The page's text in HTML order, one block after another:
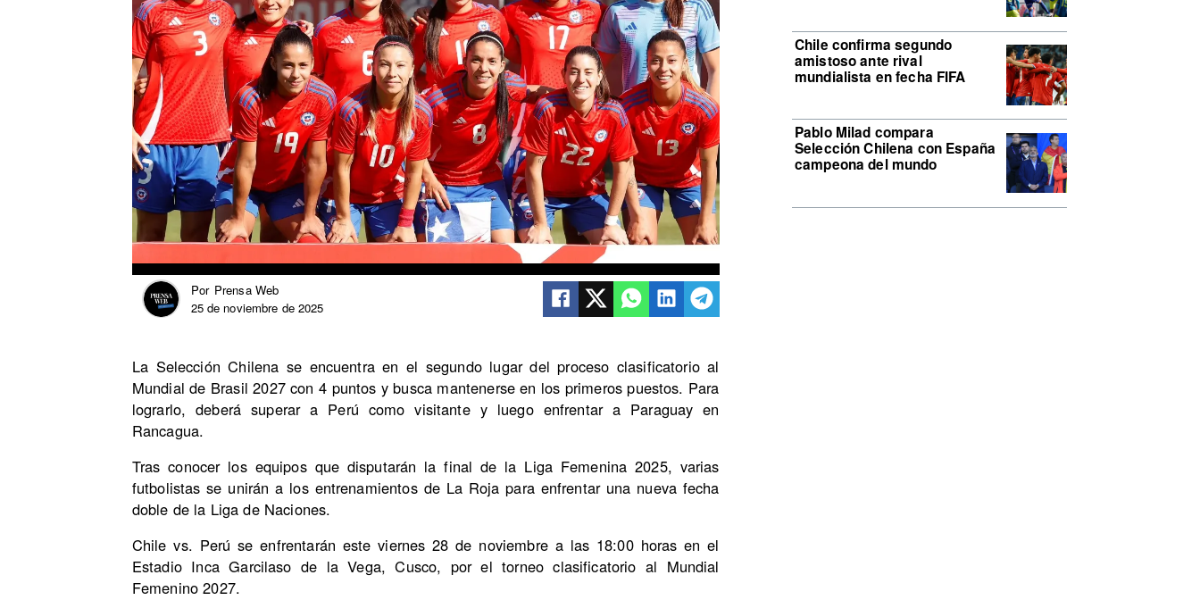
Prensa Web
Por
25 de noviembre de 2025
Chile confirma segundo
amistoso ante rival
mundialista en fecha FIFA
Pablo Milad compara
Selección Chilena con España
campeona del mundo
La Selección Chilena se encuentra en el segundo lugar del proceso clasificatorio al
Mundial de Brasil 2027 con 4 puntos y busca mantenerse en los primeros puestos. Para
lograrlo, deberá superar a Perú como visitante y luego enfrentar a Paraguay en
Rancagua.
Tras conocer los equipos que disputarán la final de la Liga Femenina 2025, varias
futbolistas se unirán a los entrenamientos de La Roja para enfrentar una nueva fecha
doble de la Liga de Naciones.
Chile vs. Perú se enfrentarán este viernes 28 de noviembre a las 18:00 horas en el
Estadio Inca Garcilaso de la Vega, Cusco, por el torneo clasificatorio al Mundial
Femenino 2027.